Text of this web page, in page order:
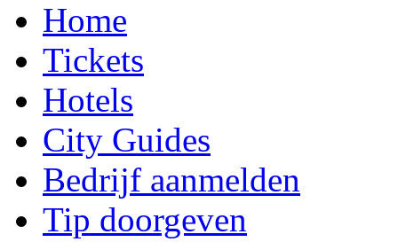
Home
Tickets
Hotels
City Guides
Bedrijf aanmelden
Tip doorgeven